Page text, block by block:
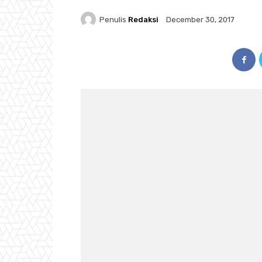
Penulis Redaksi December 30, 2017